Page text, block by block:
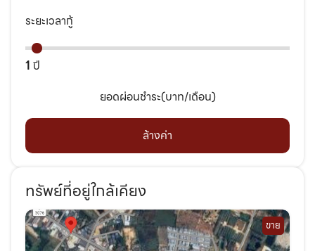
ระยะเวลากู้
1 ปี
ยอดผ่อนชำระ(บาท/เดือน)
ล้างค่า
ทรัพย์ที่อยู่ใกล้เคียง
ขาย